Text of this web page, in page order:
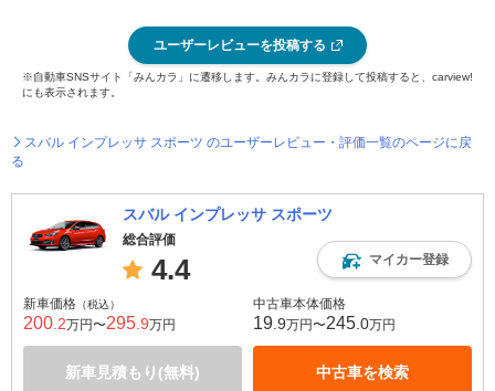
ユーザーレビューを投稿する
※自動車SNSサイト「みんカラ」に遷移します。みんカラに登録して投稿すると、carview!
にも表示されます。
スバル インプレッサ スポーツ のユーザーレビュー・評価一覧のページに戻
る
スバル インプレッサ スポーツ
総合評価
4.4 マイカー登録
新車価格 （税込）
200 .2万円〜295 .9万円
新車見積もり(無料)
中古車本体価格
19 .9万円〜245 .0万円
中古車を検索